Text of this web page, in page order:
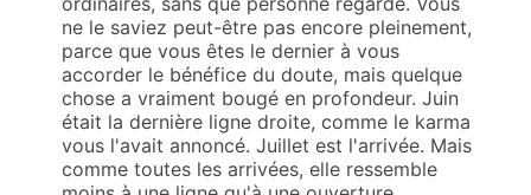
ne le saviez peut-être pas encore pleinement,
parce que vous êtes le dernier à vous
accorder le bénéfice du doute, mais quelque
chose a vraiment bougé en profondeur. Juin
était la dernière ligne droite, comme le karma
vous l'avait annoncé. Juillet est l'arrivée. Mais
comme toutes les arrivées, elle ressemble